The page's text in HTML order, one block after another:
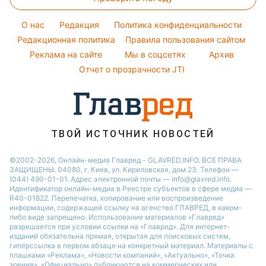
Алла Пугачева
Максим Галкин
Настя Каменских
Комнатные растения
Курс валют
Погода на сегодня
Погода на завтра
Пылевая буря
O нас Редакция
Политика конфиденциальности
Редакционная политика
Правила пользования сайтом
Реклама на сайте
Мы в соцсетях
Архив
Отчет о прозрачности JTI
ТВОЙ ИСТОЧНИК НОВОСТЕЙ
©2002-2026, Онлайн-медиа Главред - GLAVRED.INFO. ВСЕ ПРАВА
ЗАЩИЩЕНЫ. 04080, г. Киев, ул. Кириловская, дом 23. Телефон —
(044) 490-01-01. Адрес электронной почты — info@glavred.info.
Идентификатор онлайн-медиа в Реестре cубъектов в сфере медиа —
R40-01822. Перепечатка, копирование или воспроизведение
информации, содержащей ссылку на агенство ГЛАВРЕД, в каком-
либо виде запрещено. Использование материалов «Главред»
разрешается при условии ссылки на «Главред». Для интернет-
изданий обязательна прямая, открытая для поисковых систем,
гиперссылка в первом абзаце на конкретный материал. Материалы с
плашками «Реклама», «Новости компаний», «Актуально», «Точка